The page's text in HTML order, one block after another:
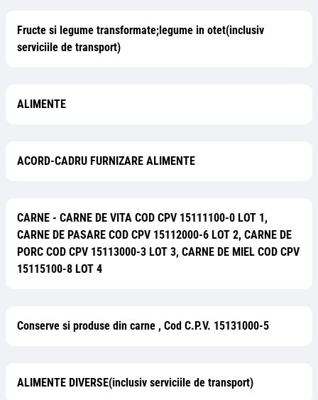
Fructe si legume transformate;legume in otet(inclusiv
serviciile de transport)
ALIMENTE
ACORD-CADRU FURNIZARE ALIMENTE
CARNE - CARNE DE VITA COD CPV 15111100-0 LOT 1,
CARNE DE PASARE COD CPV 15112000-6 LOT 2, CARNE DE
PORC COD CPV 15113000-3 LOT 3, CARNE DE MIEL COD CPV
15115100-8 LOT 4
Conserve si produse din carne , Cod C.P.V. 15131000-5
ALIMENTE DIVERSE(inclusiv serviciile de transport)